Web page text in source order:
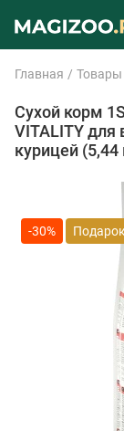
Главная Товары
Сухой корм
VITALITY
курицей (5,44
-30%